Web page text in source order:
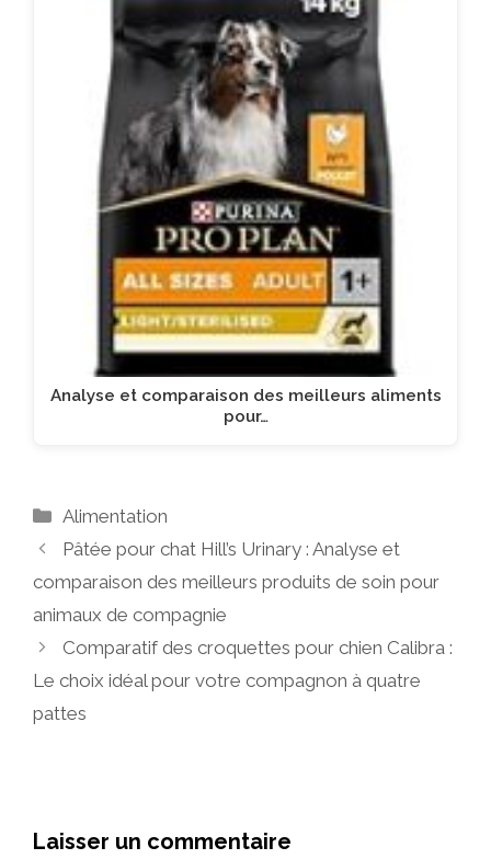
Analyse et comparaison des meilleurs aliments
pour…
Catégories
Alimentation
Pâtée pour chat Hill’s Urinary : Analyse et
comparaison des meilleurs produits de soin pour
animaux de compagnie
Comparatif des croquettes pour chien Calibra :
Le choix idéal pour votre compagnon à quatre
pattes
Laisser un commentaire